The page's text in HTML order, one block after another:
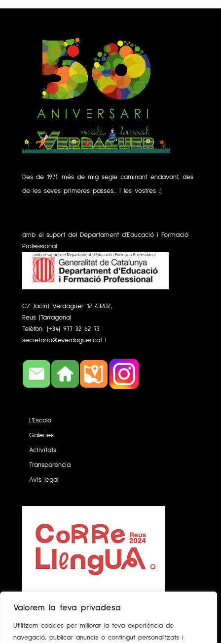
Valorem la teva privadesa
Utilitzem cookies per millorar la teva experiència de
navegació, publicar anuncis o contingut personalitzats i
Des de 1971, més de mig segle caminant endavant, des
de les seves primeres passes... i les vostres :)
amb el suport del Departament d'Educació i Formació
Professional
C/ Jacint Verdaguer 12 43202,
Reus (Tarragona)
Telèfon: (+34) 977 32 62 73
secretaria@everdaguer.cat
L’Escola
Galeries
Activitats
Transparència
Avís legal